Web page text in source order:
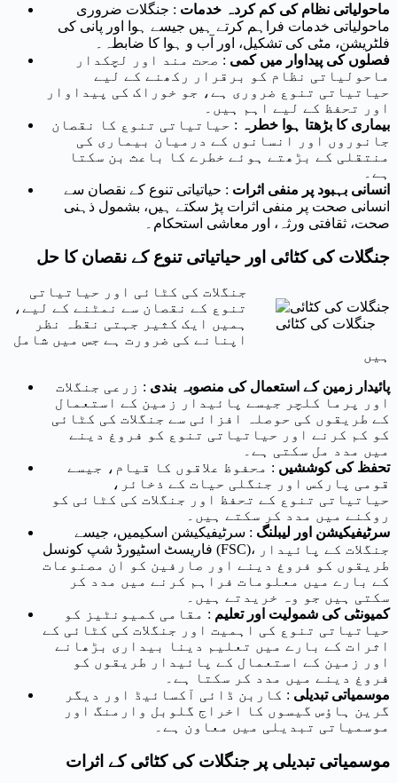
ماحولیاتی نظام کی کم کردہ خدمات : جنگلات ضروری
ماحولیاتی خدمات فراہم کرتے ہیں جیسے ہوا اور پانی کی
فلٹریشن، مٹی کی تشکیل، اور آب و ہوا کا ضابطہ۔
فصلوں کی پیداوار میں کمی : صحت مند اور لچکدار
ماحولیاتی نظام کو برقرار رکھنے کے لیے
حیاتیاتی تنوع ضروری ہے، جو خوراک کی پیداوار
اور تحفظ کے لیے اہم ہیں۔
بیماری کا بڑھتا ہوا خطرہ : حیاتیاتی تنوع کا نقصان
جانوروں اور انسانوں کے درمیان بیماری کی
منتقلی کے بڑھتے ہوئے خطرے کا باعث بن سکتا
ہے۔
انسانی بہبود پر منفی اثرات : حیاتیاتی تنوع کے نقصان سے
انسانی صحت پر منفی اثرات پڑ سکتے ہیں، بشمول ذہنی
صحت، ثقافتی ورثہ، اور معاشی استحکام۔
جنگلات کی کٹائی اور حیاتیاتی تنوع کے نقصان کا حل
جنگلات کی کٹائی
جنگلات کی کٹائی اور حیاتیاتی
تنوع کے نقصان سے نمٹنے کے لیے،
ہمیں ایک کثیر جہتی نقطہ نظر
اپنانے کی ضرورت ہے جس میں شامل
ہیں
پائیدار زمین کے استعمال کی منصوبہ بندی : زرعی جنگلات
اور پرما کلچر جیسے پائیدار زمین کے استعمال
کے طریقوں کی حوصلہ افزائی سے جنگلات کی کٹائی
کو کم کرنے اور حیاتیاتی تنوع کو فروغ دینے
میں مدد مل سکتی ہے۔
تحفظ کی کوششیں : محفوظ علاقوں کا قیام، جیسے
قومی پارکس اور جنگلی حیات کے ذخائر،
حیاتیاتی تنوع کے تحفظ اور جنگلات کی کٹائی کو
روکنے میں مدد کر سکتے ہیں۔
سرٹیفیکیشن اور لیبلنگ : سرٹیفیکیشن اسکیمیں، جیسے
فاریسٹ اسٹیورڈ شپ کونسل (FSC)، جنگلات کے پائیدار
طریقوں کو فروغ دینے اور صارفین کو ان مصنوعات
کے بارے میں معلومات فراہم کرنے میں مدد کر
سکتی ہیں جو وہ خریدتے ہیں۔
کمیونٹی کی شمولیت اور تعلیم : مقامی کمیونٹیز کو
حیاتیاتی تنوع کی اہمیت اور جنگلات کی کٹائی کے
اثرات کے بارے میں تعلیم دینا بیداری بڑھانے
اور زمین کے استعمال کے پائیدار طریقوں کو
فروغ دینے میں مدد کر سکتا ہے۔
موسمیاتی تبدیلی : کاربن ڈائی آکسائیڈ اور دیگر
گرین ہاؤس گیسوں کا اخراج گلوبل وارمنگ اور
موسمیاتی تبدیلی میں معاون ہے۔
موسمیاتی تبدیلی پر جنگلات کی کٹائی کے اثرات